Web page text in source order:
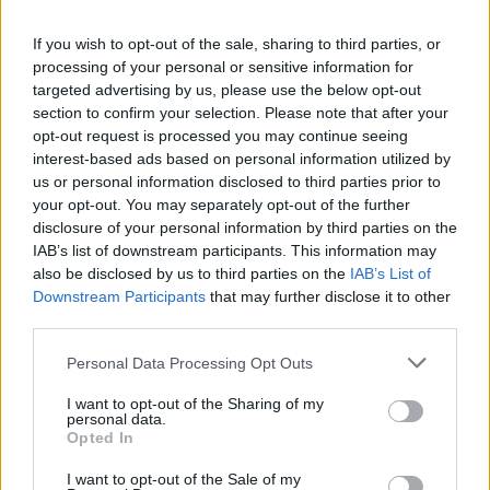
If you wish to opt-out of the sale, sharing to third parties, or
processing of your personal or sensitive information for
targeted advertising by us, please use the below opt-out
section to confirm your selection. Please note that after your
opt-out request is processed you may continue seeing
interest-based ads based on personal information utilized by
us or personal information disclosed to third parties prior to
your opt-out. You may separately opt-out of the further
disclosure of your personal information by third parties on the
IAB’s list of downstream participants. This information may
also be disclosed by us to third parties on the IAB’s List of
Downstream Participants that may further disclose it to other
Personal Data Processing Opt Outs
I want to opt-out of the Sharing of my
personal data.
Opted In
I want to opt-out of the Sale of my
Las líneas 2, 22 y 81 finalizarán sus trayectos en la
parada de la calle Galicia, a la altura de la antigua
tienda de Babón. Luego retornarán por Juan Manuel
Durán González, Olof Palme, Néstor de La Torre, Mas
de Gaminde, Manuel González Martín y Pío XII.
Las líneas 17 y 25, en dirección sur, circularán también
por Mas de Gaminde.
Las líneas 24 y 33 acabarán sus trayectos en la parada
nº 305 (Paseo de Chil). El regreso lo realizarán
circulando por la Plaza de España, León Tolstoi, Juan
Manuel Durán González y Olof Palme, dónde recuperan
sus itinerarios oficiales.
La línea 21 circulará por su trayecto oficial hasta la
López. Luego circulará por Olof Palme y Paseo de Chil,
para terminar su trayecto en la parada 305.